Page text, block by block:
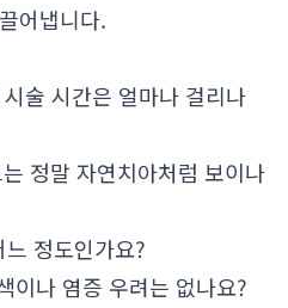
어냅니다.
술 시간은 얼마나 걸리나
정말 자연치아처럼 보이나
정도인가요?
이나 염증 우려는 없나요?